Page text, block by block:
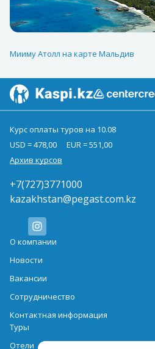
Мииму Атолл на карте Мальдив
Курс оплаты туров на 10.08
USD = 478,00
EUR = 551,00
Архив курсов
+7(727)3771000
kazakhstan@pegast.com.kz
О компании
Новости
Вакансии
Сотрудничество
Контактная информация
Туры
Отели